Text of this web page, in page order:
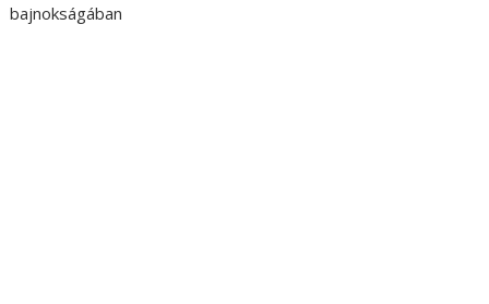
bajnokságában